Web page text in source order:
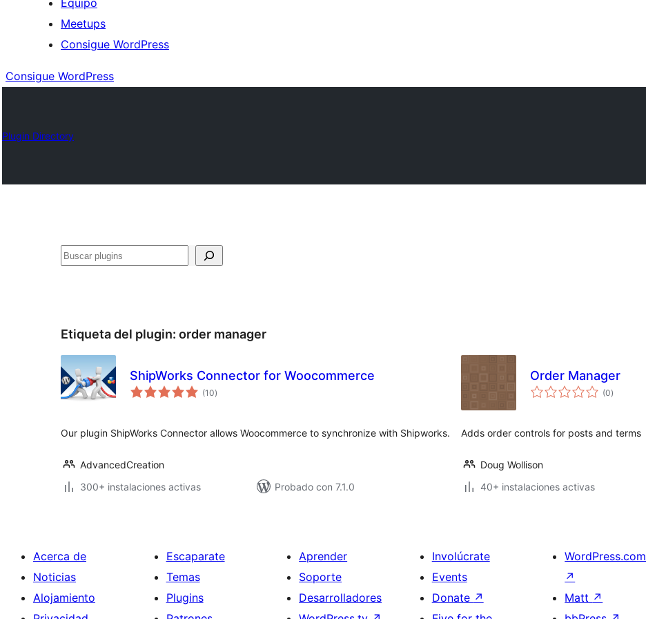
Equipo
Meetups
Consigue WordPress
Consigue WordPress
Plugin Directory
Buscar
Etiqueta del plugin: order manager
ShipWorks Connector for Woocommerce
(10total
de
)
Our plugin ShipWorks Connector allows Woocommerce to synchronize with Shipworks.
AdvancedCreation
300+ instalaciones activas
Probado con 7.1.0
Order Manager
(0total
de
)
Adds order controls for posts and terms
Doug Wollison
40+ instalaciones activas
Acerca de
Noticias
Alojamiento
Escaparate
Temas
Plugins
Aprender
Soporte
Desarrolladores
Involúcrate
Events
Donate ↗
WordPress.com
↗
Matt ↗